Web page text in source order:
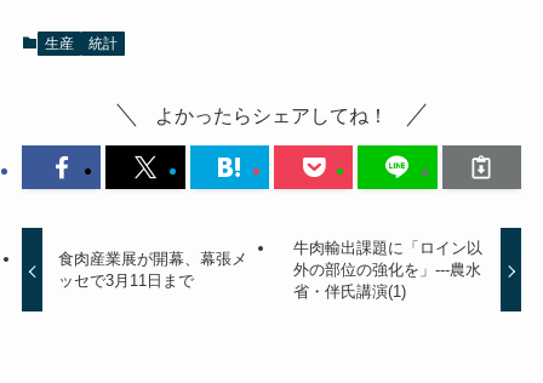
生産 統計
よかったらシェアしてね！
食肉産業展が開幕、幕張メ
ッセで3月11日まで
牛肉輸出課題に「ロイン以
外の部位の強化を」---農水
省・伴氏講演(1)